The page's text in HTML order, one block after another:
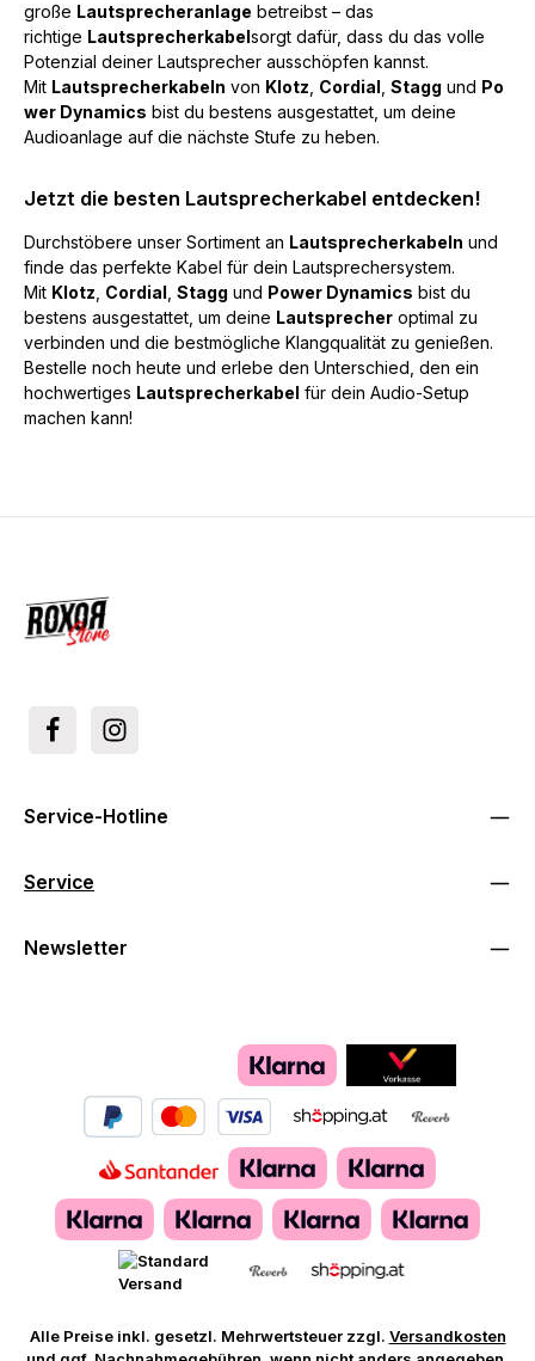
große Lautsprecheranlage betreibst – das
richtige Lautsprecherkabelsorgt dafür, dass du das volle
Potenzial deiner Lautsprecher ausschöpfen kannst.
Mit Lautsprecherkabeln von Klotz Cordial Stagg und Po
wer Dynamics bist du bestens ausgestattet, um deine
Audioanlage auf die nächste Stufe zu heben.
Jetzt die besten Lautsprecherkabel entdecken!
Durchstöbere unser Sortiment an Lautsprecherkabeln und
finde das perfekte Kabel für dein Lautsprechersystem.
Mit Klotz Cordial Stagg und Power Dynamics bist du
bestens ausgestattet, um deine Lautsprecher optimal zu
verbinden und die bestmögliche Klangqualität zu genießen.
Bestelle noch heute und erlebe den Unterschied, den ein
hochwertiges Lautsprecherkabel für dein Audio-Setup
machen kann!
Service-Hotline
Service
Newsletter
Alle Preise inkl. gesetzl. Mehrwertsteuer zzgl. Versandkosten